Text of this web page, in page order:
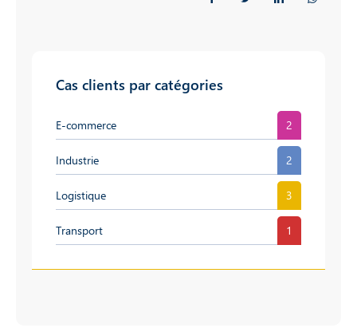
Cas clients par catégories
E-commerce 2
Industrie 2
Logistique 3
Transport 1